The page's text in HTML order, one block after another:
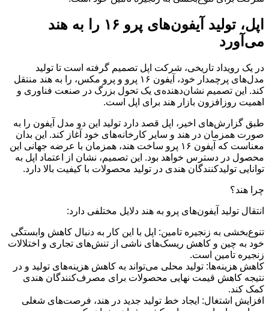
اپل، تولید آیفون‌های پرو ۱۶ را به هند
می‌آورد
در یک رویداد تاریخی، شرکت اپل تصمیم گرفته است تا تولید
مدل‌های پرچمدار خود، آیفون ۱۶ پرو و پرو مکس، را به هند منتقل
کند. این تصمیم نشان‌دهنده‌ی یک تحول بزرگ در صنعت فناوری و
اهمیت روزافزون بازار هند برای اپل است.
طبق گزارش‌های اخیر، اپل قصد دارد تولید این دو مدل آیفون را به
صورت همزمان در هند و سایر کارخانه‌های خود آغاز کند. این بدان
معناست که آیفون ۱۶ پرو ساخت هند، همزمان با عرضه جهانی این
محصول در دسترس خواهد بود. این تصمیم، نشان از اعتماد اپل به
توانایی تولیدکنندگان هندی در تولید محصولات با کیفیت بالا دارد.
چرا هند؟
انتقال تولید آیفون‌های پرو به هند دلایل مختلفی دارد:
تنوع‌بخشی به زنجیره تامین: اپل با این کار به دنبال کاهش وابستگی
خود به چین و کاهش ریسک‌های ناشی از تنش‌های تجاری و اختلالات
زنجیره تامین است.
کاهش هزینه‌ها: تولید محلی می‌تواند به کاهش هزینه‌های تولید و در
نتیجه کاهش قیمت نهایی محصولات برای مصرف‌کنندگان هندی
کمک کند.
افزایش اشتغال: ایجاد خط تولید جدید در هند، فرصت‌های شغلی